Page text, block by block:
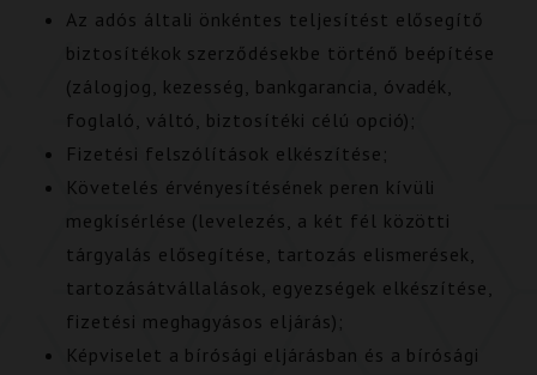
Az adós általi önkéntes teljesítést elősegítő
biztosítékok szerződésekbe történő beépítése
(zálogjog, kezesség, bankgarancia, óvadék,
foglaló, váltó, biztosítéki célú opció);
Fizetési felszólítások elkészítése;
Követelés érvényesítésének peren kívüli
megkísérlése (levelezés, a két fél közötti
tárgyalás elősegítése, tartozás elismerések,
tartozásátvállalások, egyezségek elkészítése,
fizetési meghagyásos eljárás);
Képviselet a bírósági eljárásban és a bírósági